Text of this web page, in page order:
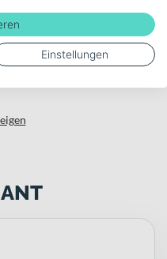
Einstellungen